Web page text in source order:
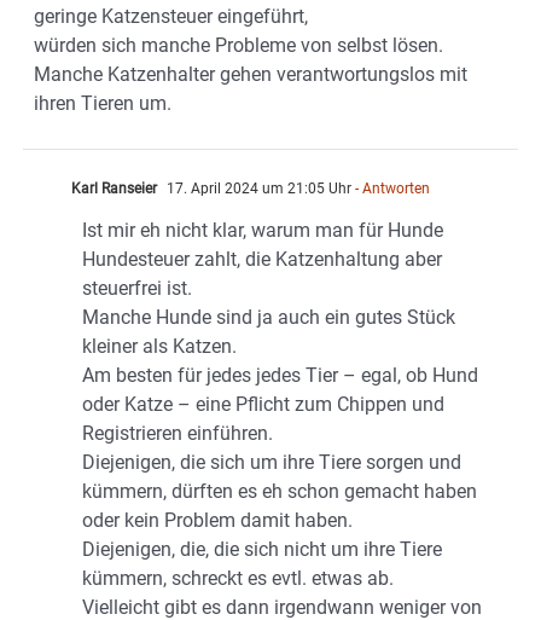
geringe Katzensteuer eingeführt,
würden sich manche Probleme von selbst lösen.
Manche Katzenhalter gehen verantwortungslos mit
ihren Tieren um.
Karl Ranseier 17. April 2024 um 21:05 Uhr - Antworten
Ist mir eh nicht klar, warum man für Hunde
Hundesteuer zahlt, die Katzenhaltung aber
steuerfrei ist.
Manche Hunde sind ja auch ein gutes Stück
kleiner als Katzen.
Am besten für jedes jedes Tier – egal, ob Hund
oder Katze – eine Pflicht zum Chippen und
Registrieren einführen.
Diejenigen, die sich um ihre Tiere sorgen und
kümmern, dürften es eh schon gemacht haben
oder kein Problem damit haben.
Diejenigen, die, die sich nicht um ihre Tiere
kümmern, schreckt es evtl. etwas ab.
Vielleicht gibt es dann irgendwann weniger von